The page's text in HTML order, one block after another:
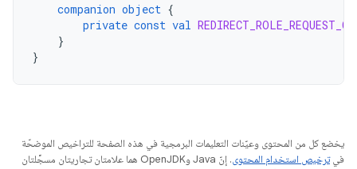
companion object {
private const val
}
}
يخضع كل من المحتوى وعيّنات التعليمات البرمجية في هذه الصفحة للتراخيص الموضحّة
فيترخيص استخدام المحتوى
. إنّ Java وOpenJDK هما علامتان تجاريتان مسجَّلتان